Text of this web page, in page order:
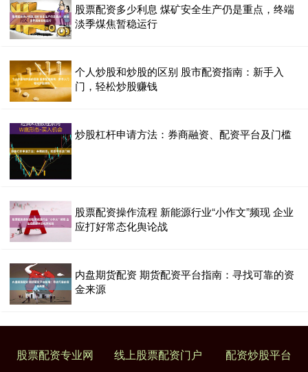
股票配资多少利息 煤矿安全生产仍是重点，终端
淡季煤焦暂稳运行
个人炒股和炒股的区别 股市配资指南：新手入
门，轻松炒股赚钱
炒股杠杆申请方法：券商融资、配资平台及门槛
股票配资操作流程 新能源行业“小作文”频现 企业
应打好常态化舆论战
内盘期货配资 期货配资平台指南：寻找可靠的资
金来源
股票配资专业网 线上股票配资门户 配资炒股平台